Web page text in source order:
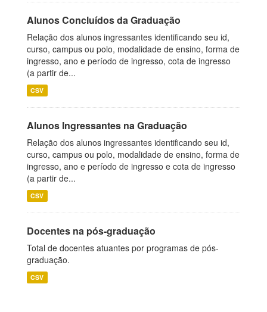
Alunos Concluídos da Graduação
Relação dos alunos ingressantes identificando seu id,
curso, campus ou polo, modalidade de ensino, forma de
ingresso, ano e período de ingresso, cota de ingresso
(a partir de...
CSV
Alunos Ingressantes na Graduação
Relação dos alunos ingressantes identificando seu id,
curso, campus ou polo, modalidade de ensino, forma de
ingresso, ano e período de ingresso e cota de ingresso
(a partir de...
CSV
Docentes na pós-graduação
Total de docentes atuantes por programas de pós-
graduação.
CSV